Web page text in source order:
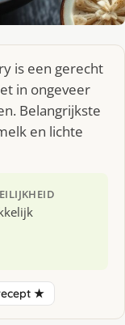
is een gerecht
in ongeveer
Belangrijkste
en lichte
★